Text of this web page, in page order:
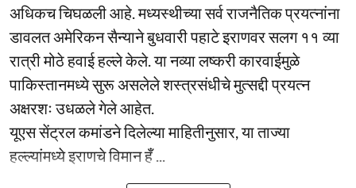
अधिकच चिघळली आहे. मध्यस्थीच्या सर्व राजनैतिक प्रयत्नांना
डावलत अमेरिकन सैन्याने बुधवारी पहाटे इराणवर सलग ११ व्या
रात्री मोठे हवाई हल्ले केले. या नव्या लष्करी कारवाईमुळे
पाकिस्तानमध्ये सुरू असलेले शस्त्रसंधीचे मुत्सद्दी प्रयत्न
अक्षरशः उधळले गेले आहेत.
यूएस सेंट्रल कमांडने दिलेल्या माहितीनुसार, या ताज्या
हल्ल्यांमध्ये इराणचे विमान हँ ...